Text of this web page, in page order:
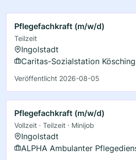
Pflegefachkraft (m/w/d)
Teilzeit
Ingolstadt
Caritas-Sozialstation Kösching
Veröffentlicht 2026-08-05
Pflegefachkraft (m/w/d)
Vollzeit · Teilzeit · Minijob
Ingolstadt
ALPHA Ambulanter